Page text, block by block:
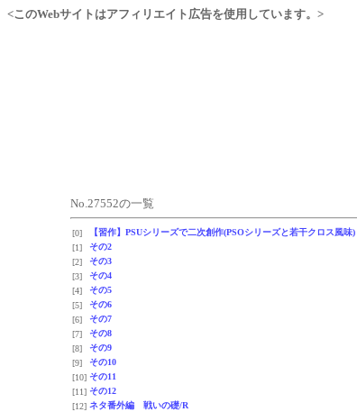
<このWebサイトはアフィリエイト広告を使用しています。>
No.27552の一覧
[0] 【習作】PSUシリーズで二次創作(PSOシリーズと若干クロス風味)
[1]
その2
[2]
その3
[3]
その4
[4]
その5
[5]
その6
[6]
その7
[7]
その8
[8]
その9
[9]
その10
[10] その11
[11] その12
[12] ネタ番外編 戦いの礎/R